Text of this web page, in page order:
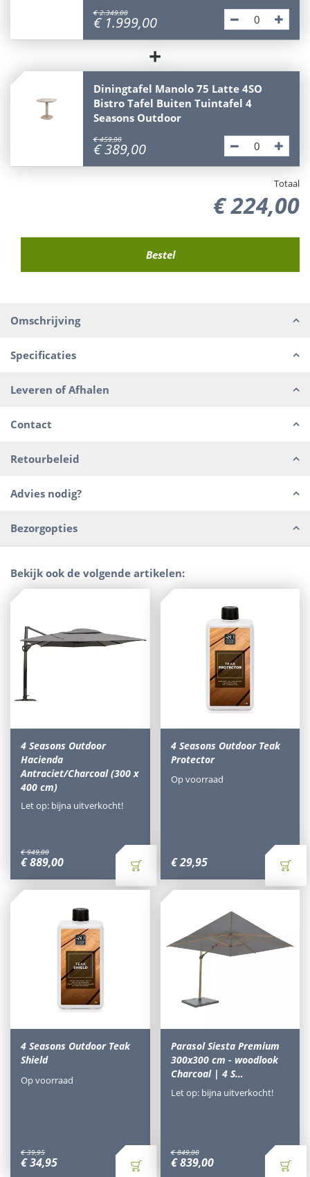
€ 2.349,00
€ 1.999,00
+
Diningtafel Manolo 75 Latte 4SO
Bistro Tafel Buiten Tuintafel 4
Seasons Outdoor
€ 459,00
€ 389,00
Totaal
€224,00
Omschrijving
Specificaties
Leveren of Afhalen
Contact
Retourbeleid
Advies nodig?
Bezorgopties
Bekijk ook de volgende artikelen:
4 Seasons Outdoor
Hacienda
Antraciet/Charcoal (300 x
400 cm)
€ 949,00
€889,00
Let op: bijna uitverkocht!
4 Seasons Outdoor Teak
Protector
€29,95
Op voorraad
4 Seasons Outdoor Teak
Shield
€ 39,95
€34,95
Op voorraad
Parasol Siesta Premium
300x300 cm - woodlook
Charcoal | 4 S…
€ 849,00
€ 839,00
Let op: bijna uitverkocht!